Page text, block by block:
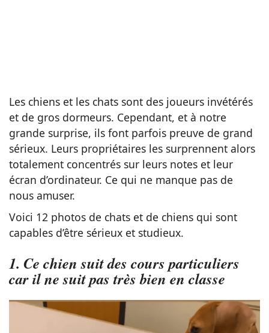
Les chiens et les chats sont des joueurs invétérés
et de gros dormeurs. Cependant, et à notre
grande surprise, ils font parfois preuve de grand
sérieux. Leurs propriétaires les surprennent alors
totalement concentrés sur leurs notes et leur
écran d’ordinateur. Ce qui ne manque pas de
nous amuser.
Voici 12 photos de chats et de chiens qui sont
capables d’être sérieux et studieux.
1. Ce chien suit des cours particuliers
car il ne suit pas très bien en classe